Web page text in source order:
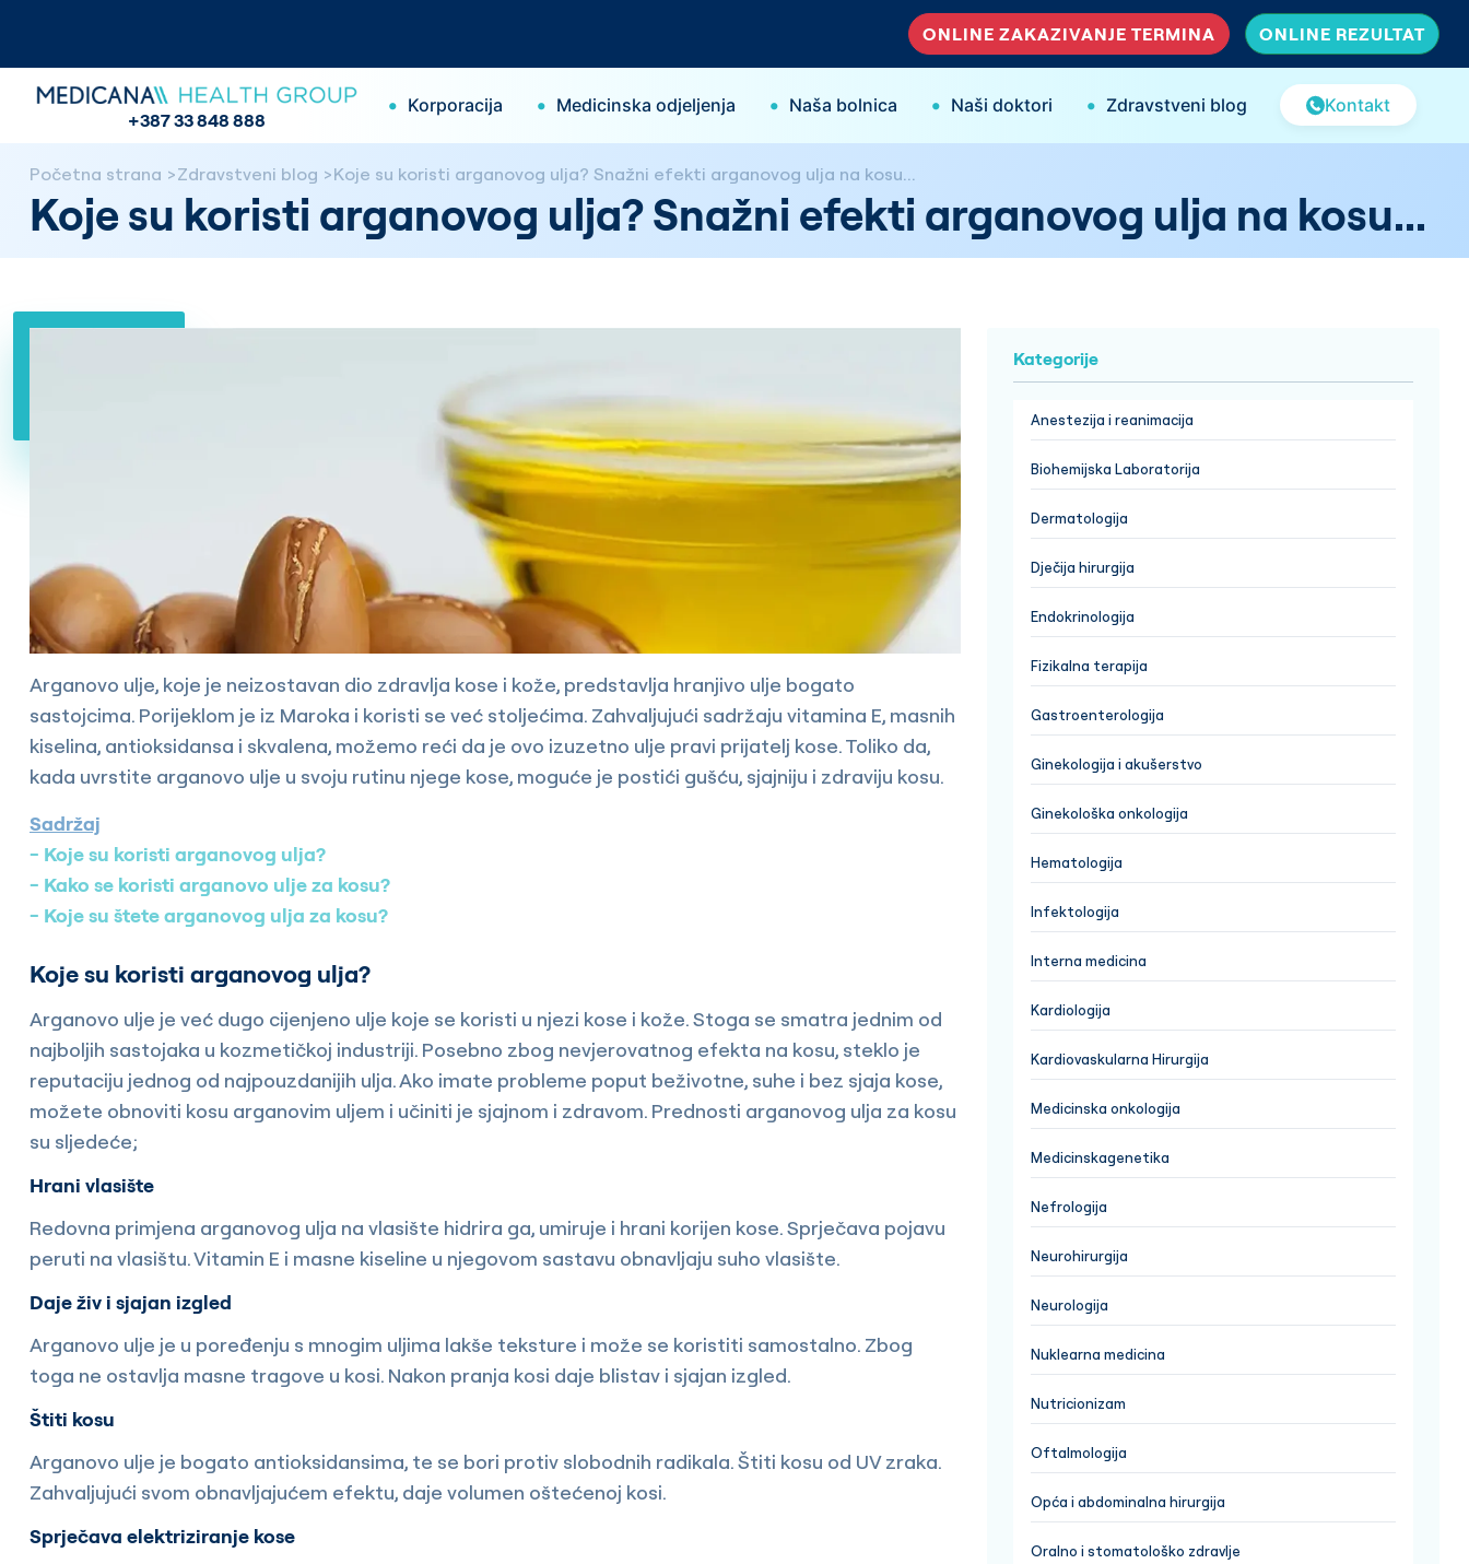
ONLINE ZAKAZIVANJE TERMINA ONLINE REZULTAT
+387 33 848 888
• Korporacija • Medicinska odjeljenja • Naša bolnica • Naši doktori • Zdravstveni blog Kontakt
Početna strana Zdravstveni blog Koje su koristi arganovog ulja? Snažni efekti arganovog ulja na kosu...
Koje su koristi arganovog ulja? Snažni efekti arganovog ulja na kosu...
Arganovo ulje, koje je neizostavan dio zdravlja kose i kože, predstavlja hranjivo ulje bogato
sastojcima. Porijeklom je iz Maroka i koristi se već stoljećima. Zahvaljujući sadržaju vitamina E, masnih
kiselina, antioksidansa i skvalena, možemo reći da je ovo izuzetno ulje pravi prijatelj kose. Toliko da,
kada uvrstite arganovo ulje u svoju rutinu njege kose, moguće je postići gušću, sjajniju i zdraviju kosu.
Sadržaj
Koje su koristi arganovog ulja?
Kako se koristi arganovo ulje za kosu?
Koje su štete arganovog ulja za kosu?
Koje su koristi arganovog ulja?
Arganovo ulje je već dugo cijenjeno ulje koje se koristi u njezi kose i kože. Stoga se smatra jednim od
najboljih sastojaka u kozmetičkoj industriji. Posebno zbog nevjerovatnog efekta na kosu, steklo je
reputaciju jednog od najpouzdanijih ulja. Ako imate probleme poput beživotne, suhe i bez sjaja kose,
možete obnoviti kosu arganovim uljem i učiniti je sjajnom i zdravom. Prednosti arganovog ulja za kosu
su sljedeće;
Hrani vlasište
Redovna primjena arganovog ulja na vlasište hidrira ga, umiruje i hrani korijen kose. Sprječava pojavu
peruti na vlasištu. Vitamin E i masne kiseline u njegovom sastavu obnavljaju suho vlasište.
Daje živ i sjajan izgled
Arganovo ulje je u poređenju s mnogim uljima lakše teksture i može se koristiti samostalno. Zbog
toga ne ostavlja masne tragove u kosi. Nakon pranja kosi daje blistav i sjajan izgled.
Štiti kosu
Arganovo ulje je bogato antioksidansima, te se bori protiv slobodnih radikala. Štiti kosu od UV zraka.
Zahvaljujući svom obnavljajućem efektu, daje volumen oštećenoj kosi.
Sprječava elektriziranje kose
Kategorije
Anestezija i reanimacija
Biohemijska Laboratorija
Dermatologija
Dječija hirurgija
Endokrinologija
Fizikalna terapija
Gastroenterologija
Ginekologija i akušerstvo
Ginekološka onkologija
Hematologija
Infektologija
Interna medicina
Kardiologija
Kardiovaskularna Hirurgija
Medicinska onkologija
Medicinskagenetika
Nefrologija
Neurohirurgija
Neurologija
Nuklearna medicina
Nutricionizam
Oftalmologija
Opća i abdominalna hirurgija
Oralno i stomatološko zdravlje